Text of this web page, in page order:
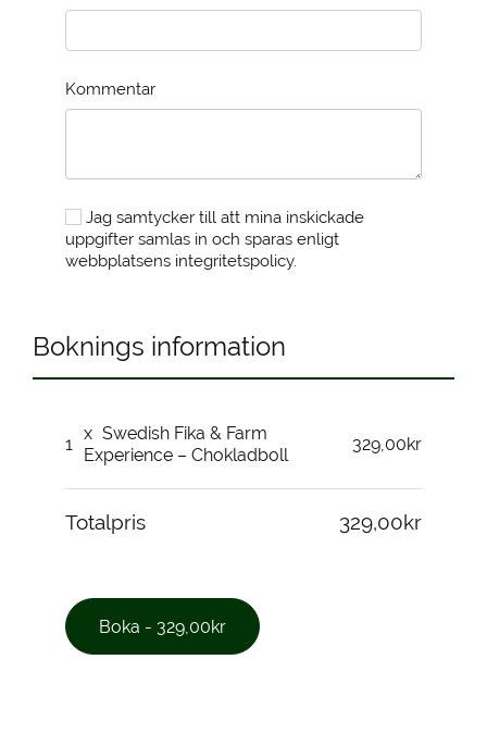
Kommentar
Jag samtycker till att mina inskickade
uppgifter samlas in och sparas enligt
webbplatsens integritetspolicy.
Boknings information
1
x Swedish Fika & Farm
Experience – Chokladboll
329,00kr
Totalpris 329,00kr